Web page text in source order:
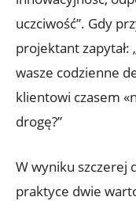
uczciwość”. Gdy
projektant zapytał:
wasze codzienne
klientowi czasem
drogę?”
W wyniku szczerej
praktyce dwie